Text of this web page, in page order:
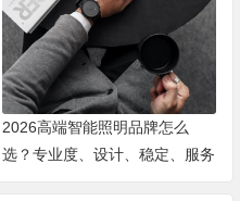
2026高端智能照明品牌怎么
选？专业度、设计、稳定、服务
四大维度深度盘点